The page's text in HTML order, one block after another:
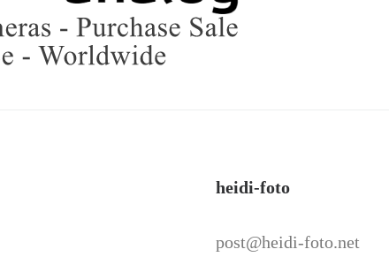
heidi-foto
post@heidi-foto.net